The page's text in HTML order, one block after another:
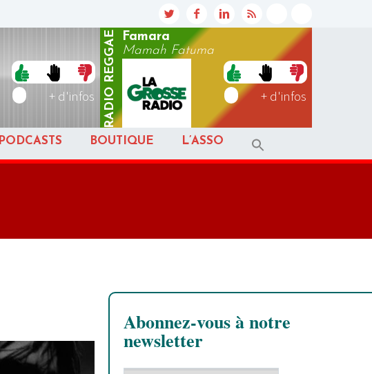
+ d'infos RADIO
REGGAE
Famara
Mamah Fatuma
+ d'infos
PODCASTS BOUTIQUE L’ASSO
Abonnez-vous à notre
newsletter